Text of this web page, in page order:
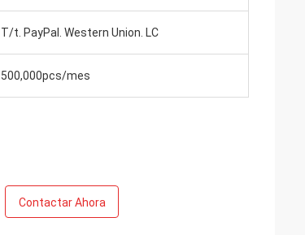
T/t. PayPal. Western Union. LC
500,000pcs/mes
Contactar Ahora